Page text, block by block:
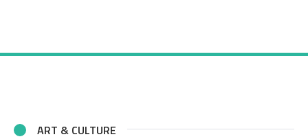
ART & CULTURE